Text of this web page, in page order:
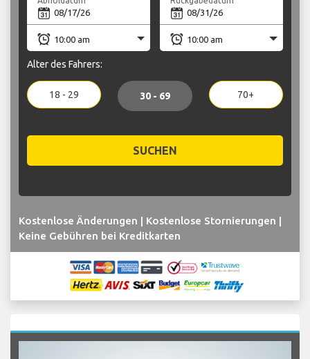
Alter des Fahrers:
18 - 29 30 - 69 70+
SUCHEN
Kostenlose Änderungen | Kostenlose Stornierungen |
Keine Gebühren bei Kreditkarten